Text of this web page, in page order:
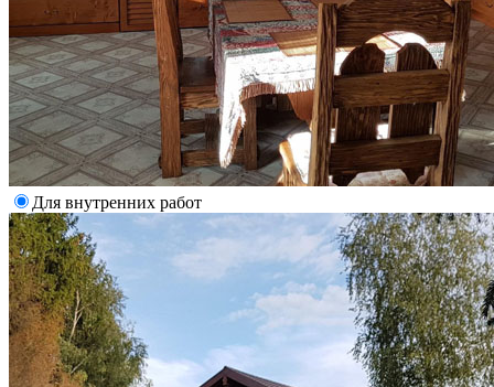
Для внутренних работ